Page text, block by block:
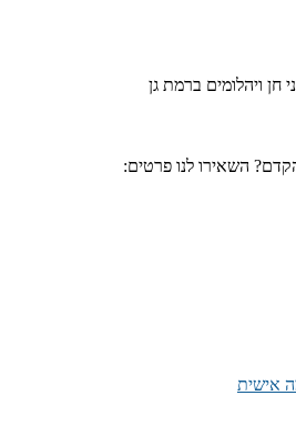
חן ויהלומים ברמת גן
השאירו לנו פרטים:
אישית